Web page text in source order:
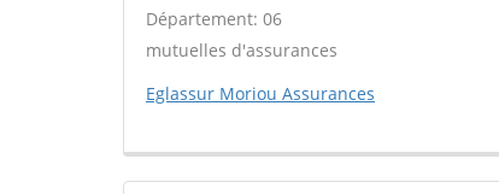
Département: 06
mutuelles d'assurances
Eglassur Moriou Assurances